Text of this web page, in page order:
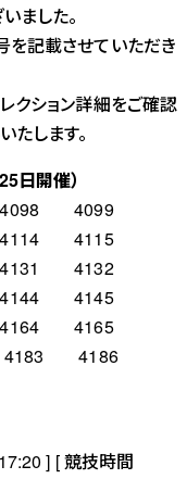
ました。
を記載させていただき
クション詳細をご確認
たします。
日開催）
4099
4115
4132
4145
4165
4186
] [ 競技時間